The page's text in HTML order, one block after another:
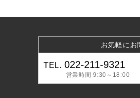
お気軽にお
TEL. 022-211-9321
営業時間 9:30～18:00